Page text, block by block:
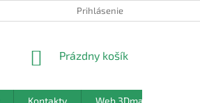
Prihlásenie
NÁKUPNÝ
Prázdny košík
Kontakty Web 3Dmanufaktura.sk